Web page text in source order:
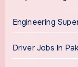
Engineering
Driver Jobs In